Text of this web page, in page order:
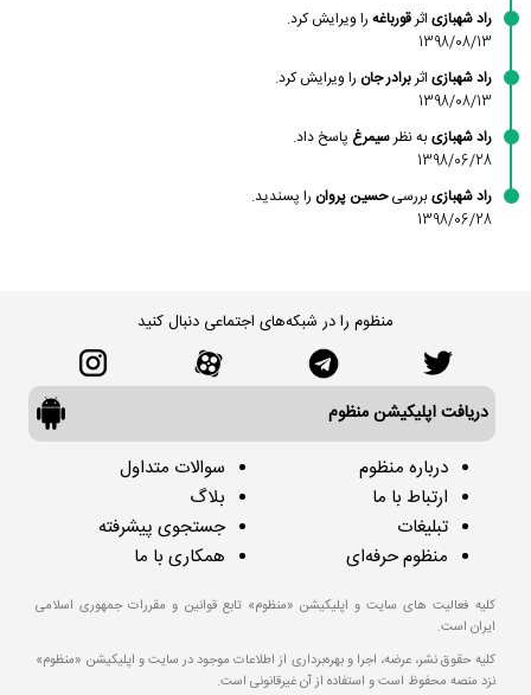
راد شهبازی اثرقورباغه را ویرایش کرد.
1398/08/13
راد شهبازی اثربرادر جان را ویرایش کرد.
1398/08/13
راد شهبازیبه نظرسیمرغ پاسخ داد.
1398/06/28
راد شهبازیبررسیحسین پروان را پسندید.
1398/06/28
منظوم را در شبکه‌های اجتماعی دنبال کنید
دریافت اپلیکیشن منظوم
درباره منظوم
ارتباط با ما
تبلیغات
منظوم حرفه‌ای
سوالات متداول
بلاگ
جستجوی پیشرفته
همکاری با ما
کلیه فعالیت های سایت و اپلیکیشن «منظوم» تابع قوانین و مقررات جمهوری اسلامی
ایران است.
کلیه حقوق نشر، عرضه، اجرا و بهره‌برداری از اطلاعات موجود در سایت و اپلیکیشن «منظوم»
نزد منصه محفوظ است و استفاده از آن غیرقانونی است.